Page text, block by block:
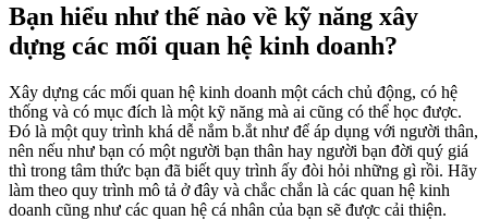
Bạn hiểu như thế nào về kỹ năng xây
dựng các mối quan hệ kinh doanh?
Xây dựng các mối quan hệ kinh doanh một cách chủ động, có hệ
thống và có mục đích là một kỹ năng mà ai cũng có thể học được.
Ðó là một quy trình khá dễ nắm b.ắt như để áp dụng với người thân,
nên nếu như bạn có một người bạn thân hay người bạn đời quý giá
thì trong tâm thức bạn đã biết quy trình ấy đòi hỏi những gì rồi. Hãy
làm theo quy trình mô tả ở đây và chắc chắn là các quan hệ kinh
doanh cũng như các quan hệ cá nhân của bạn sẽ được cải thiện.